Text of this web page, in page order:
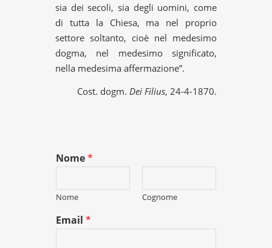
sia dei secoli, sia degli uomini, come
di tutta la Chiesa, ma nel proprio
settore soltanto, cioè nel medesimo
dogma, nel medesimo significato,
nella medesima affermazione”.
Cost. dogm. Dei Filius, 24-4-1870.
Nome*
Nome Cognome
Email*